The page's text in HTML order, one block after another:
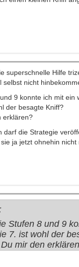
superschnelle Hilfe
selbst nicht
9 konnte ich mit ein
der besagte Kniff?
erklären?
darf die Strategie
ja jetzt ohnehin
Stufen 8 und 9
7. ist wohl der
mir den